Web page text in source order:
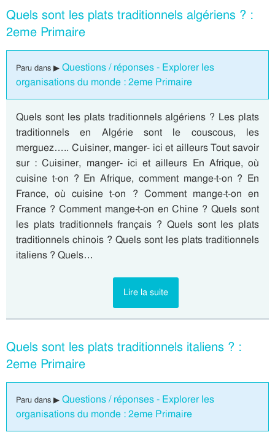
Quels sont les plats traditionnels algériens ? :
2eme Primaire
Paru dans ▶ Questions / réponses - Explorer les
organisations du monde : 2eme Primaire
Quels sont les plats traditionnels algériens ? Les plats
traditionnels en Algérie sont le couscous, les
merguez….. Cuisiner, manger- ici et ailleurs Tout savoir
sur : Cuisiner, manger- ici et ailleurs En Afrique, où
cuisine t-on ? En Afrique, comment mange-t-on ? En
France, où cuisine t-on ? Comment mange-t-on en
France ? Comment mange-t-on en Chine ? Quels sont
les plats traditionnels français ? Quels sont les plats
traditionnels chinois ? Quels sont les plats traditionnels
italiens ? Quels…
Lire la suite
Quels sont les plats traditionnels italiens ? :
2eme Primaire
Paru dans ▶ Questions / réponses - Explorer les
organisations du monde : 2eme Primaire